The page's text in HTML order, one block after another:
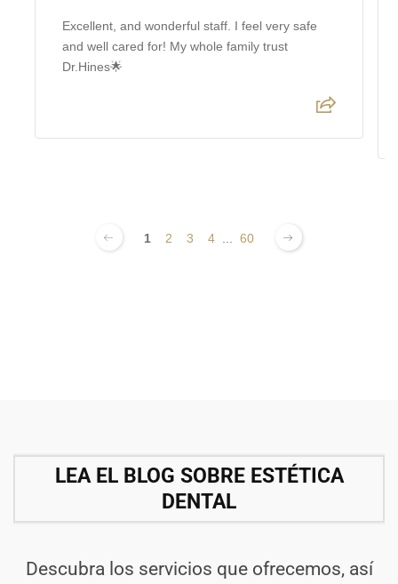
Excellent, and wonderful staff. I feel very safe
and well cared for! My whole family trust
Dr.Hines🌟
1 2 3 4 ... 60
LEA EL BLOG SOBRE ESTÉTICA
DENTAL
Descubra los servicios que ofrecemos, así